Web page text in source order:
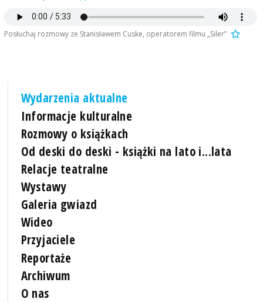
Posłuchaj rozmowy ze Stanisławem Cuske, operatorem filmu „Siler”
Wydarzenia aktualne
Informacje kulturalne
Rozmowy o książkach
Od deski do deski - książki na lato i...lata
Relacje teatralne
Wystawy
Galeria gwiazd
Wideo
Przyjaciele
Reportaże
Archiwum
O nas